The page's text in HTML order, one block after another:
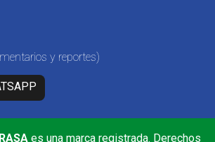
y reportes)
es una marca registrada. Derechos